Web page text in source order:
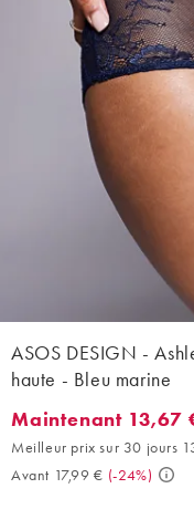
ASOS DESIGN -
haute - Bleu marine
Maintenant 13,67 €.
Maintenant 13,67
Meilleur prix sur 30 jours
Avant 17,99 € (-24%)